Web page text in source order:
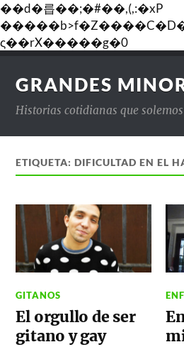
��d�릅��;�#��,(,:�xP
ς��rX�����g�0
GRANDES
Historias cotidianas que
ETIQUETA:DIFICULTAD EN EL
GITANOS
El orgullo de ser
gitano y gay